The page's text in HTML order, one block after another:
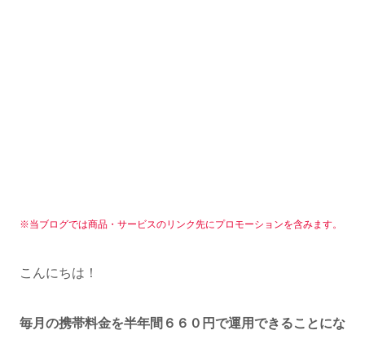
※当ブログでは商品・サービスのリンク先にプロモーションを含みます。
こんにちは！
毎月の携帯料金を半年間６６０円で運用できることにな